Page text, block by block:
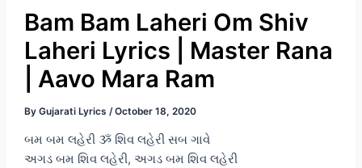
Bam Bam Laheri Om Shiv
Laheri Lyrics | Master Rana
| Aavo Mara Ram
By Gujarati Lyrics /October 18, 2020
બમ બમ લહેરી ૐ શિવ લહેરી સબ ગાવે
અગડ બમ શિવ લહેરી, અગડ બમ શિવ લહેરી